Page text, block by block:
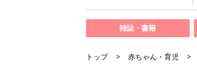
雑誌・書籍
トップ 赤ちゃん・育児